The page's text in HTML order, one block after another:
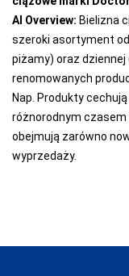
AI Overview: Bielizna
szeroki asortyment
piżamy) oraz dziennej
renomowanych
Nap. Produkty
różnorodnym czasem
obejmują zarówno
wyprzedaży.